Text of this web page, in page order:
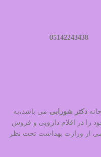
دکتر شورابی می باشد،به
از سال 94 فعالیت خود را در اقلام دارویی و فروش
از وزارت بهداشت تحت نظر